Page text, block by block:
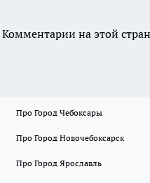
Комментарии на этой
Про Город Чебоксары
Про Город Новочебоксарск
Про Город Ярославль